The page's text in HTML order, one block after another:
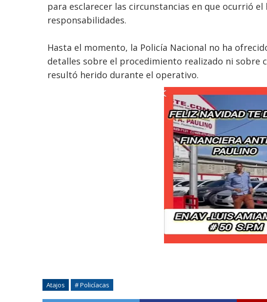
para esclarecer las circunstancias en que ocurrió
responsabilidades.
Hasta el momento, la Policía Nacional no ha
detalles sobre el procedimiento realizado ni sobre
resultó herido durante el operativo.
Atajos # Policíacas